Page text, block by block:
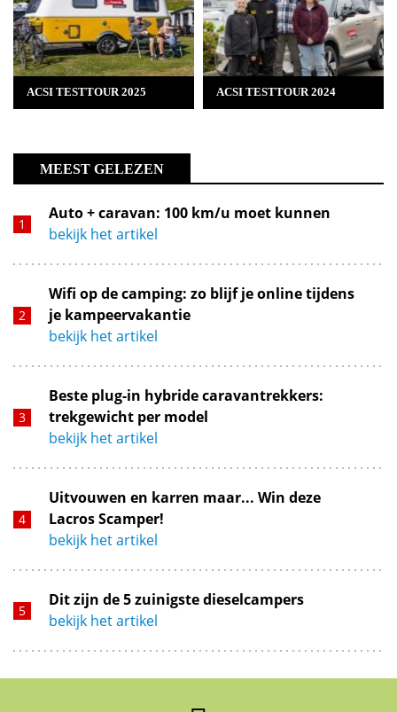
ACSI TESTTOUR 2025 ACSI TESTTOUR 2024
MEEST GELEZEN
Auto + caravan: 100 km/u moet kunnen
bekijk het artikel
Wifi op de camping: zo blijf je online tijdens
je kampeervakantie
bekijk het artikel
Beste plug-in hybride caravantrekkers:
trekgewicht per model
bekijk het artikel
Uitvouwen en karren maar... Win deze
Lacros Scamper!
bekijk het artikel
Dit zijn de 5 zuinigste dieselcampers
bekijk het artikel